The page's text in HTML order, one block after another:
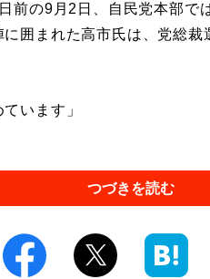
前の9月2日、自民党本部で
囲まれた高市氏は、党総
います」
つづきを読む